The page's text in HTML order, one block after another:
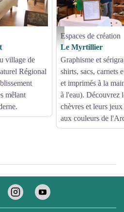
village de
Régional
mêlant
Boutique le Myrtillier à
Espaces de création
Le Myrtillier
Graphisme et
shirts, sacs, carnets
et imprimés à la
à l'eau). Découvrez
chèvres et leurs
aux couleurs de